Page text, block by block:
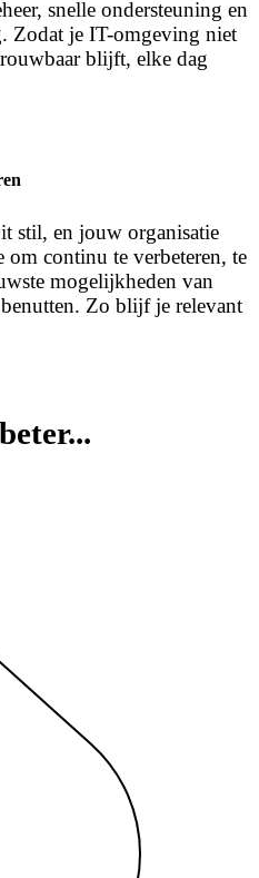
snelle ondersteuning en
Zodat je IT-omgeving niet
blijft, elke dag
stil, en jouw organisatie
om continu te verbeteren, te
mogelijkheden van
Zo blijf je relevant